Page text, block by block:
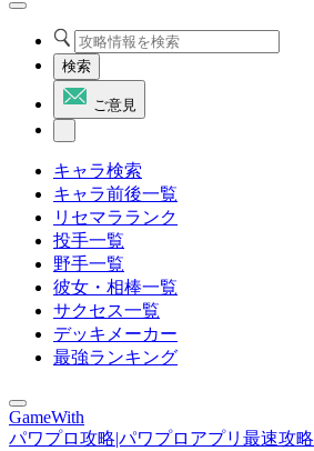
検索
ご意見
キャラ検索
キャラ前後一覧
リセマラランク
投手一覧
野手一覧
彼女・相棒一覧
サクセス一覧
デッキメーカー
最強ランキング
GameWith
パワプロ攻略|パワプロアプリ最速攻略